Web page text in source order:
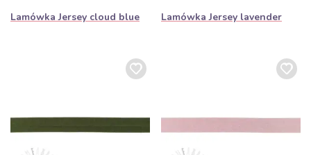
Lamówka Jersey cloud blue Lamówka Jersey lavender